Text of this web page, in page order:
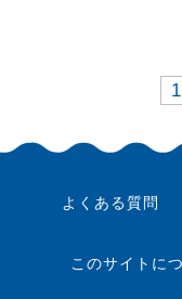
よくある質問
このサイトに